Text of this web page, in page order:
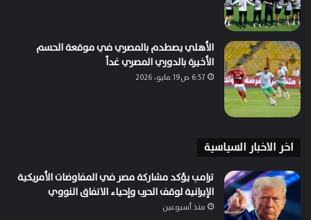
الأهلي يصطدم بالمصري في موقعة الحسم
الأخيرة بالدوري المصري غداً
6:57 ص19 مايو، 2026
اخر الاخبار السياسية
ترامب يؤكد مشاركة مصر في المفاوضات الأمريكية
الإيرانية لوقف الحرب وإحياء الاتفاق النووي
منذ أسبوعين